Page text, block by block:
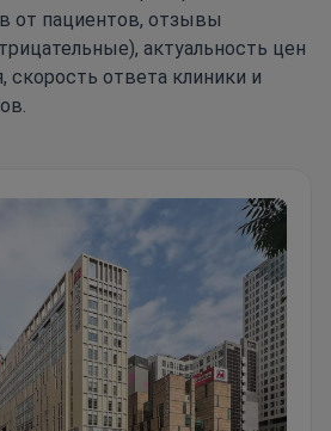
от пациентов, отзывы
актуальность цен
скорость ответа клиники и